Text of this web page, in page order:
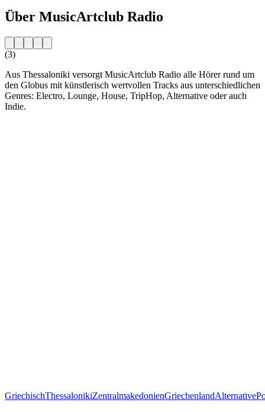
Über MusicArtclub Radio
(3)
Aus Thessaloniki versorgt MusicArtclub Radio alle Hörer rund um
den Globus mit künstlerisch wertvollen Tracks aus unterschiedlichen
Genres: Electro, Lounge, House, TripHop, Alternative oder auch
Indie.
GriechischThessalonikiZentralmakedonienGriechenlandAlternative